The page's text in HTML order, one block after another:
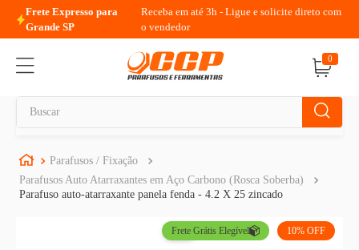
Frete Expresso para
Grande SP
Receba em até 3h - Ligue e solicite direto com
o vendedor
0
Parafusos / Fixação
Parafusos Auto Atarraxantes em Aço Carbono (Rosca Soberba)
Parafuso auto-atarraxante panela fenda - 4.2 X 25 zincado
Frete Grátis Elegível 10% OFF
TERMOS MAIS BUSCADOS
1º
parafuso allen